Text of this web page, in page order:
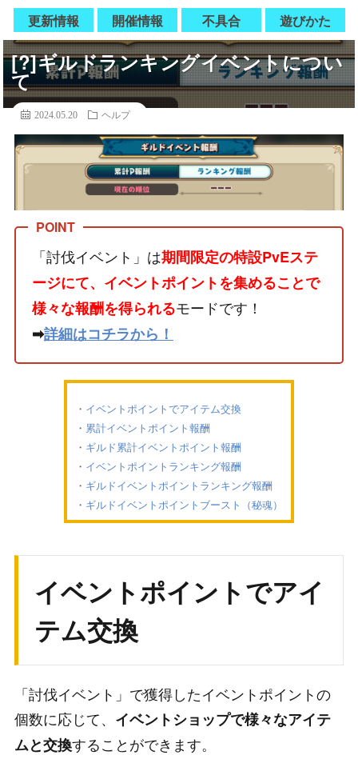
更新情報 開催情報 不具合 遊びかた
[?]ギルドランキングイベントについ
て
2024.05.20 ヘルプ
「討伐イベント」は期間限定の特設PvEステ
ージにて、イベントポイントを集めることで
様々な報酬を得られるモードです！
➡詳細はコチラから！
イベントポイントでアイテム交換
累計イベントポイント報酬
ギルド累計イベントポイント報酬
イベントポイントランキング報酬
ギルドイベントポイントランキング報酬
ギルドイベントポイントブースト（秘魂）
イベントポイントでアイ
テム交換
「討伐イベント」で獲得したイベントポイントの
個数に応じて、 イベントショップで様々なアイテ
ムと交換することができます。